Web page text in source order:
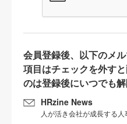
会員登録後、以下のメ
項目はチェックを外す
のは登録後にいつでも解
HRzine News
人が活き会社が成長する